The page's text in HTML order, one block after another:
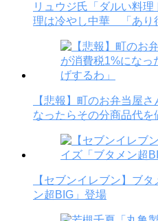
リュウジ氏「ダルい料
理は冷やし中華 「あり
【悲報】町のお弁当屋
なったらその分商品代を
【セブンイレブン】ブ
ン超BIG」登場